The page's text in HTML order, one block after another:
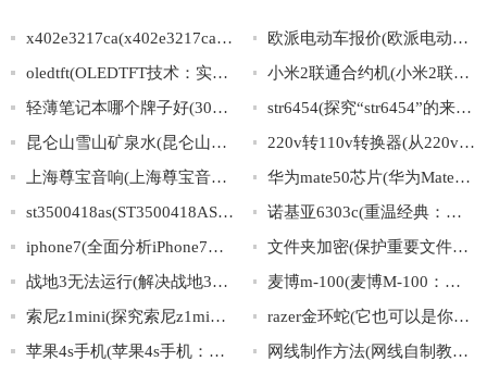
x402e3217ca(x402e3217ca：令人惊叹的神秘代码背后，隐藏着什么秘密？)
欧派电动车报价(欧派电动车价格表，多款车型配置详解！)
oledtft(OLEDTFT技术：实现极致画质的新一代显示屏)
小米2联通合约机(小米2联通合约机：专为流量用户打造的极速畅享套餐)
轻薄笔记本哪个牌子好(30秒告诉你最值得购买的轻薄笔记本品牌)
str6454(探究“str6454”的来历及其含义：从未听说的神秘字符背后的故事)
昆仑山雪山矿泉水(昆仑山雪山矿泉水：天然雪水源，一滴纯净，健康滋养您的生活。)
220v转110v转换器(从220v到110v，使用转换器让电力更安全稳定)
上海尊宝音响(上海尊宝音响：打造专业高品质音响！)
华为mate50芯片(华为Mate50芯片曝光：全新升级惊艳亮相！)
st3500418as(ST3500418AS硬盘规格及购买指南)
诺基亚6303c(重温经典：诺基亚6303c再现传奇)
iphone7(全面分析iPhone7，了解其功能与特色)
文件夹加密(保护重要文件，轻松加密文件夹)
战地3无法运行(解决战地3无法启动问题的有效方法)
麦博m-100(麦博M-100：领跑无线耳机市场的新冠军)
索尼z1mini(探究索尼z1mini的规格与优势)
razer金环蛇(它也可以是你的一份信仰：Razer金环蛇)
苹果4s手机(苹果4s手机：性能优越，多功能应用，值得信赖)
网线制作方法(网线自制教程：打造稳定高速的家庭网络)